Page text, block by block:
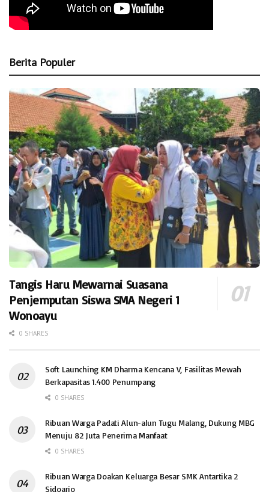
Berita Populer
Tangis Haru Mewarnai Suasana
Penjemputan Siswa SMA Negeri 1
Wonoayu
0 SHARES
Soft Launching KM Dharma Kencana V, Fasilitas Mewah
Berkapasitas 1.400 Penumpang
0 SHARES
Ribuan Warga Padati Alun-alun Tugu Malang, Dukung MBG
Menuju 82 Juta Penerima Manfaat
0 SHARES
Ribuan Warga Doakan Keluarga Besar SMK Antartika 2
Sidoarjo